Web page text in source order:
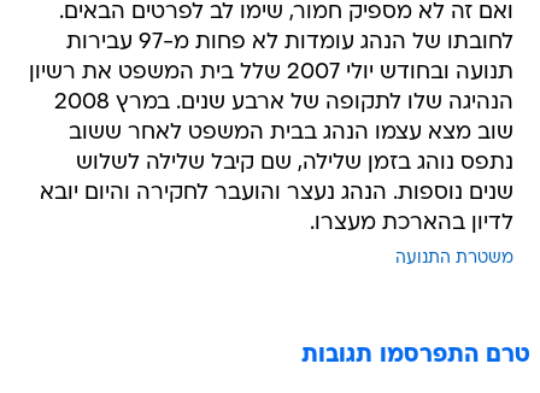
ואם זה לא מספיק חמור, שימו לב לפרטים הבאים.
לחובתו של הנהג עומדות לא פחות מ-97 עבירות
תנועה ובחודש יולי 2007 שלל בית המשפט את רשיון
הנהיגה שלו לתקופה של ארבע שנים. במרץ 2008
שוב מצא עצמו הנהג בבית המשפט לאחר ששוב
נתפס נוהג בזמן שלילה, שם קיבל שלילה לשלוש
שנים נוספות. הנהג נעצר והועבר לחקירה והיום יובא
לדיון בהארכת מעצרו.
משטרת התנועה
טרם התפרסמו תגובות